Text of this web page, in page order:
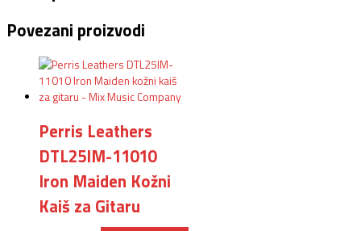
Povezani proizvodi
Perris Leathers
DTL25IM-11010
Iron Maiden Kožni
Kaiš za Gitaru